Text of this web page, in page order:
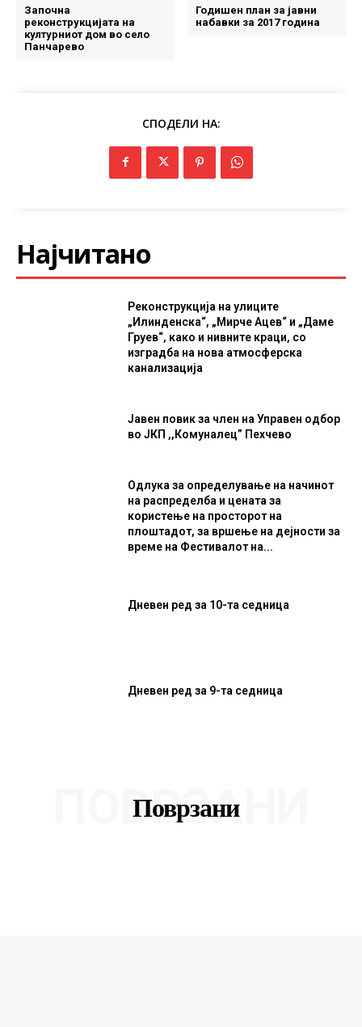
Започна
реконструкцијата на
културниот дом во село
Панчарево
Годишен план за јавни
набавки за 2017 година
СПОДЕЛИ НА:
Најчитано
Реконструкција на улиците
„Илинденска“, „Мирче Ацев“ и „Даме
Груев“, како и нивните краци, со
изградба на нова атмосферска
канализација
Јавен повик за член на Управен одбор
во ЈКП ,,Комуналец” Пехчево
Одлука за определување на начинот
на распределба и цената за
користење на просторот на
плоштадот, за вршење на дејности за
време на Фестивалот на...
Дневен ред за 10-та седница
Дневен ред за 9-та седница
Поврзани
ПОВРЗАНИ